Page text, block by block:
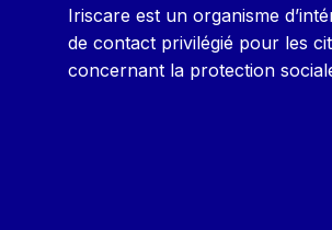
Iriscare est un organisme
de contact privilégié pour les
concernant la protection